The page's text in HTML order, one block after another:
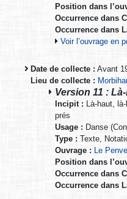
Position dans
Occurrence dans
Occurrence dans
Voir l’ouvrage en
Date de collecte : Avant
Lieu de collecte :
Version 11 :
Incipit : Là-haut,
prés
Usage : Danse
Type : Texte,
Ouvrage : Le
Position dans
Occurrence dans
Occurrence dans